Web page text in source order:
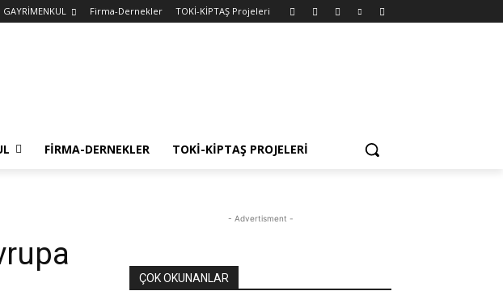
GAYRİMENKUL Firma-Dernekler TOKİ-KİPTAŞ Projeleri
FIRMA-DERNEKLER TOKİ-KİPTAŞ PROJELERI
- Advertisment -
ÇOK OKUNANLAR